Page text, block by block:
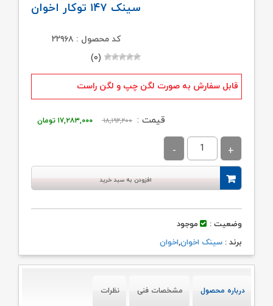
سینک ۱۴۷ توکار اخوان
کد محصول : ۲۲۹۶۸
(۰)
قابل سفارش به صورت لگن چپ و لگن راست
قیمت : ۱۸,۱۹۲,۲۰۰
قیمت
۱۷,۲۸۳,۰۰۰ تومان
افزودن به سبد خرید
وضعیت :
موجود
برند : سینک اخوان,اخوان
درباره محصول مشخصات فنی نظرات